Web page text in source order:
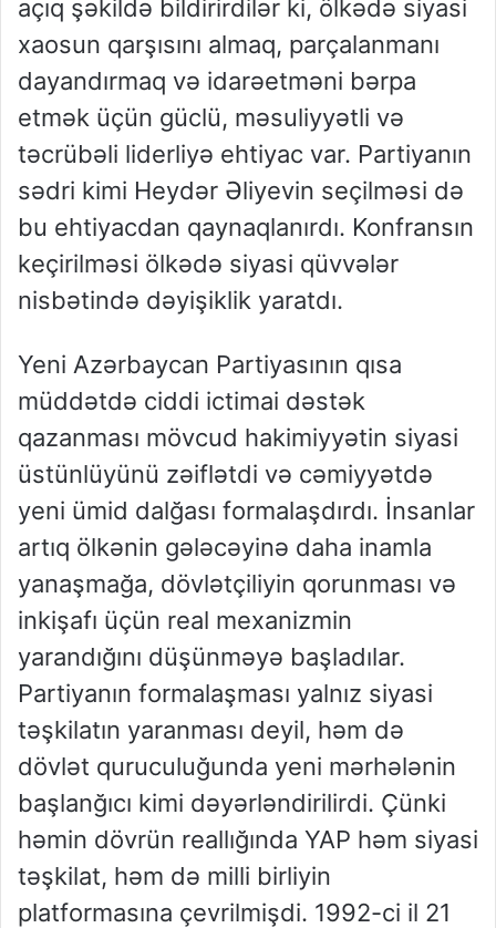
açıq şəkildə bildirirdilər ki, ölkədə siyasi
xaosun qarşısını almaq, parçalanmanı
dayandırmaq və idarəetməni bərpa
etmək üçün güclü, məsuliyyətli və
təcrübəli liderliyə ehtiyac var. Partiyanın
sədri kimi Heydər Əliyevin seçilməsi də
bu ehtiyacdan qaynaqlanırdı. Konfransın
keçirilməsi ölkədə siyasi qüvvələr
nisbətində dəyişiklik yaratdı.
Yeni Azərbaycan Partiyasının qısa
müddətdə ciddi ictimai dəstək
qazanması mövcud hakimiyyətin siyasi
üstünlüyünü zəiflətdi və cəmiyyətdə
yeni ümid dalğası formalaşdırdı. İnsanlar
artıq ölkənin gələcəyinə daha inamla
yanaşmağa, dövlətçiliyin qorunması və
inkişafı üçün real mexanizmin
yarandığını düşünməyə başladılar.
Partiyanın formalaşması yalnız siyasi
təşkilatın yaranması deyil, həm də
dövlət quruculuğunda yeni mərhələnin
başlanğıcı kimi dəyərləndirilirdi. Çünki
həmin dövrün reallığında YAP həm siyasi
təşkilat, həm də milli birliyin
platformasına çevrilmişdi. 1992-ci il 21